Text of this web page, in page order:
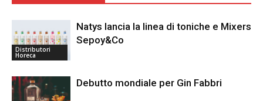
Distributori
Horeca
Natys lancia la linea di toniche e Mixers
Sepoy&Co
Debutto mondiale per Gin Fabbri